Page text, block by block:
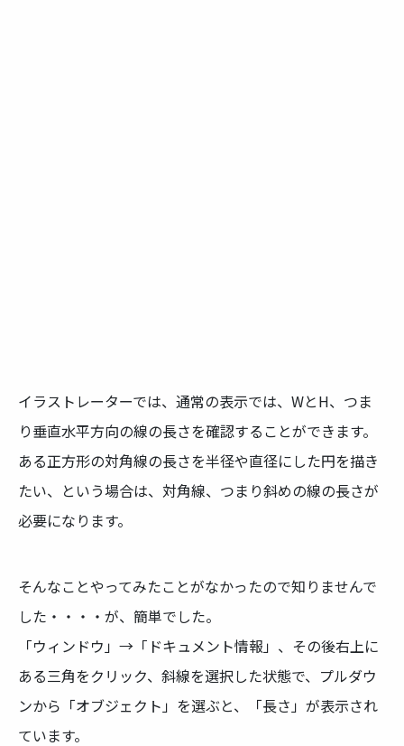
イラストレーターでは、通常の表示では、WとH、つま
り垂直水平方向の線の長さを確認することができます。
ある正方形の対角線の長さを半径や直径にした円を描き
たい、という場合は、対角線、つまり斜めの線の長さが
必要になります。
そんなことやってみたことがなかったので知りませんで
した・・・・が、簡単でした。
「ウィンドウ」→「ドキュメント情報」、その後右上に
ある三角をクリック、斜線を選択した状態で、プルダウ
ンから「オブジェクト」を選ぶと、「長さ」が表示され
ています。